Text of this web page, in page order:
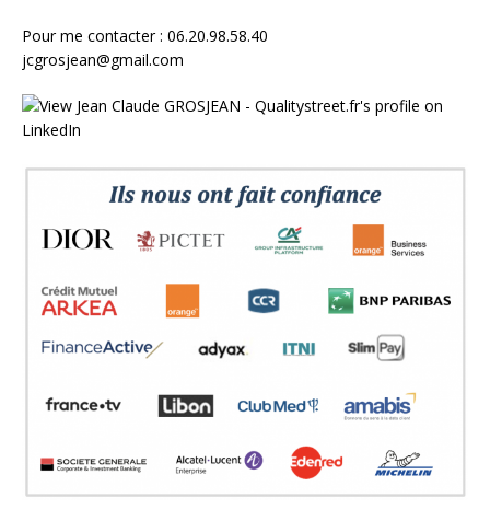
Pour me contacter : 06.20.98.58.40
jcgrosjean@gmail.com